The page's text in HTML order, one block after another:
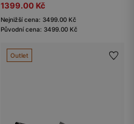
1399.00 Kč
Nejnižší cena: 3499.00 Kč
Původní cena: 3499.00 Kč
Outlet